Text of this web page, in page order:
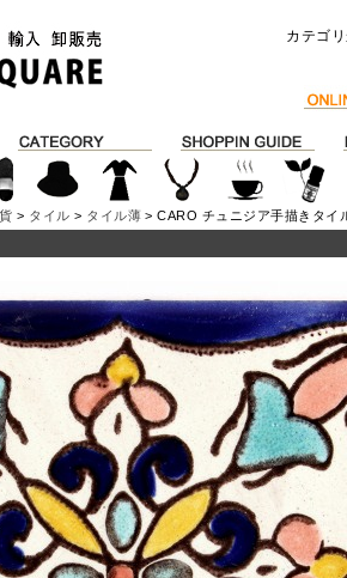
カテゴ
> タイル > タイル薄 > CARO チュニジア手描きタイ